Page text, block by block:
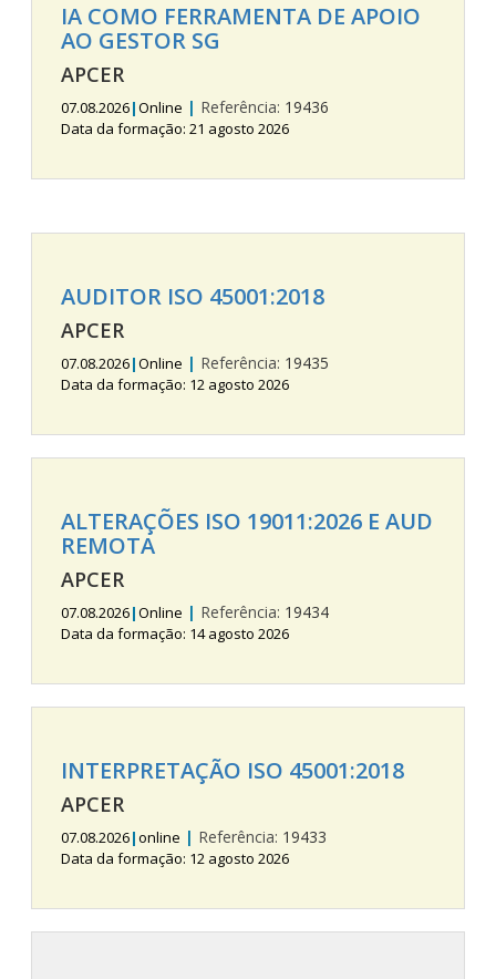
IA COMO FERRAMENTA DE APOIO
AO GESTOR SG
APCER
07.08.2026|Online | Referência: 19436
Data da formação: 21 agosto 2026
AUDITOR ISO 45001:2018
APCER
07.08.2026|Online | Referência: 19435
Data da formação: 12 agosto 2026
ALTERAÇÕES ISO 19011:2026 E AUD
REMOTA
APCER
07.08.2026|Online | Referência: 19434
Data da formação: 14 agosto 2026
INTERPRETAÇÃO ISO 45001:2018
APCER
07.08.2026|online | Referência: 19433
Data da formação: 12 agosto 2026